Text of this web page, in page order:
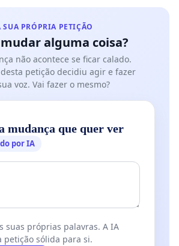
PRÓPRIA PETIÇÃO
alguma coisa?
não acontece se ficar calado.
petição decidiu agir e fazer
voz. Vai fazer o mesmo?
mudança que quer ver
por IA
suas próprias palavras. A IA
petição sólida para si.